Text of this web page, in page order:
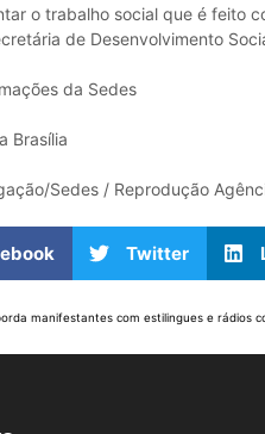
o trabalho social que é feito
de Desenvolvimento
da Sedes
Brasília
Sedes / Reprodução
Twitter